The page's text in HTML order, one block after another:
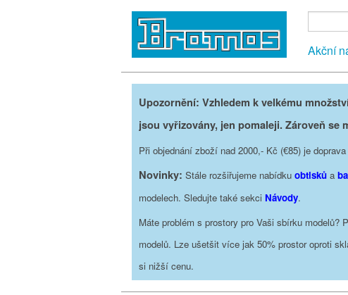
Akční
Upozornění: Vzhledem k velkému
jsou vyřizovány, jen pomaleji. Zároveň
Při objednání zboží nad 2000,- Kč (€85) je
Novinky: Stále rozšiřujeme nabídku obtisků a
modelech. Sledujte také sekci Návody.
Máte problém s prostory pro Vaši sbírku modelů?
modelů. Lze ušetšit více jak 50% prostor oproti
si nižší cenu.